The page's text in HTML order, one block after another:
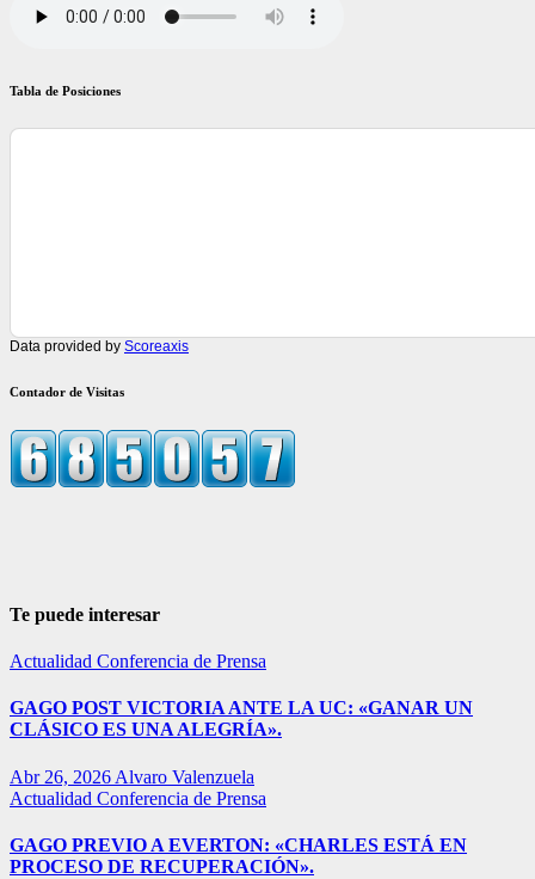
Tabla de Posiciones
Data provided by Scoreaxis
Contador de Visitas
Te puede interesar
Actualidad Conferencia de Prensa
GAGO POST VICTORIA ANTE LA UC: «GANAR UN
CLÁSICO ES UNA ALEGRÍA».
Abr 26, 2026 Alvaro Valenzuela
Actualidad Conferencia de Prensa
GAGO PREVIO A EVERTON: «CHARLES ESTÁ EN
PROCESO DE RECUPERACIÓN».